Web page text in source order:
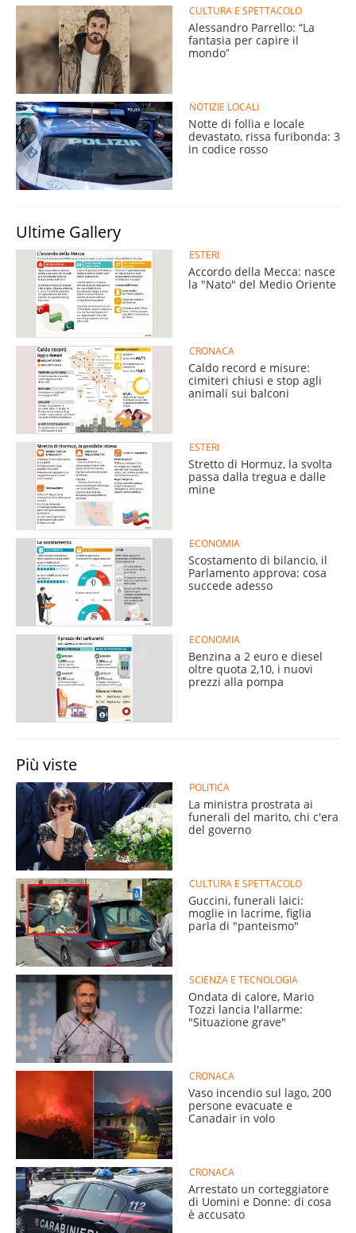
CULTURA E SPETTACOLO
Alessandro Parrello: “La
fantasia per capire il
mondoˮ
NOTIZIE LOCALI
Notte di follia e locale
devastato, rissa furibonda: 3
in codice rosso
Ultime Gallery
ESTERI
Accordo della Mecca: nasce
la "Nato" del Medio Oriente
CRONACA
Caldo record e misure:
cimiteri chiusi e stop agli
animali sui balconi
ESTERI
Stretto di Hormuz, la svolta
passa dalla tregua e dalle
mine
ECONOMIA
Scostamento di bilancio, il
Parlamento approva: cosa
succede adesso
ECONOMIA
Benzina a 2 euro e diesel
oltre quota 2,10, i nuovi
prezzi alla pompa
Più viste
POLITICA
La ministra prostrata ai
funerali del marito, chi c'era
del governo
CULTURA E SPETTACOLO
Guccini, funerali laici:
moglie in lacrime, figlia
parla di "panteismo"
SCIENZA E TECNOLOGIA
Ondata di calore, Mario
Tozzi lancia l'allarme:
"Situazione grave"
CRONACA
Vaso incendio sul lago, 200
persone evacuate e
Canadair in volo
CRONACA
Arrestato un corteggiatore
di Uomini e Donne: di cosa
è accusato